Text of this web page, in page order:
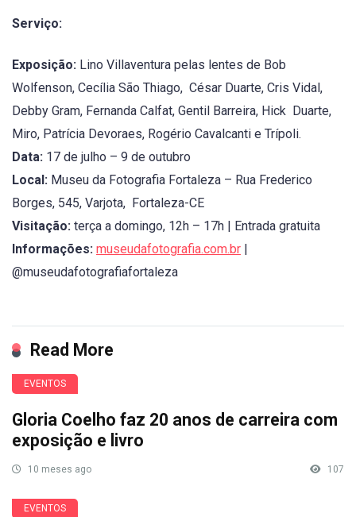
Serviço:
Exposição: Lino Villaventura pelas lentes de Bob
Wolfenson, Cecília São Thiago, César Duarte, Cris Vidal,
Debby Gram, Fernanda Calfat, Gentil Barreira, Hick Duarte,
Miro, Patrícia Devoraes, Rogério Cavalcanti e Trípoli.
Data: 17 de julho – 9 de outubro
Local: Museu da Fotografia Fortaleza – Rua Frederico
Borges, 545, Varjota, Fortaleza-CE
Visitação: terça a domingo, 12h – 17h | Entrada gratuita
Informações: museudafotografia.com.br |
@museudafotografiafortaleza
Read More
EVENTOS
Gloria Coelho faz 20 anos de carreira com
exposição e livro
10 meses ago 107
EVENTOS